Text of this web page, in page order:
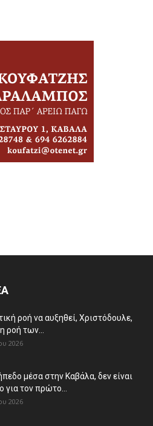
ροή να αυξηθεί, Χριστόδουλε,
ροή των...
2026
μέσα στην Καβάλα, δεν είναι
για τον πρώτο...
2026